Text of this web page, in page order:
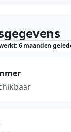
6 maanden